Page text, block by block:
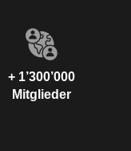
+ 1’300’000
Mitglieder